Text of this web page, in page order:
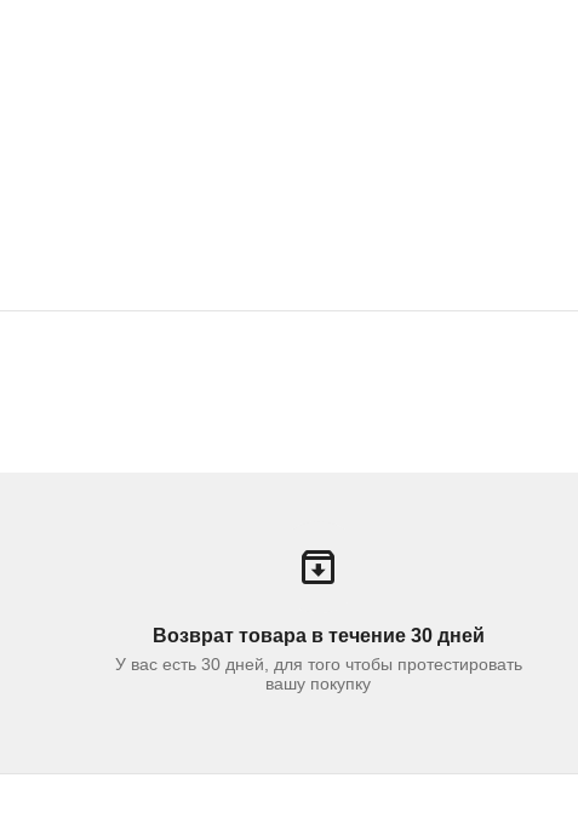
Возврат товара в течение 30 дней
У вас есть 30 дней, для того чтобы протестировать
вашу покупку